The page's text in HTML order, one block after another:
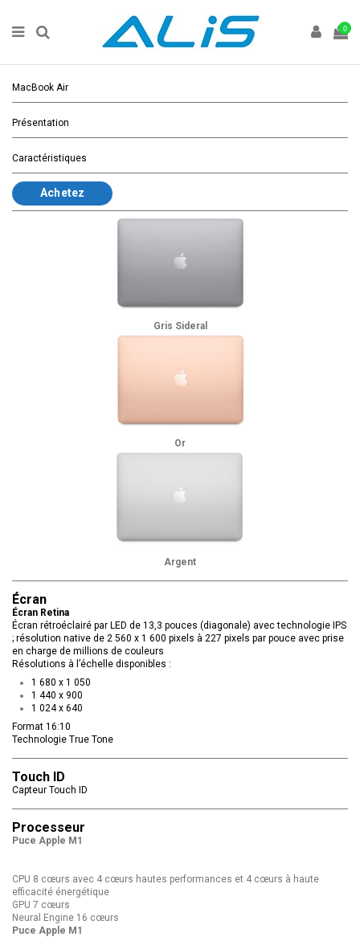
0
MacBook Air
Présentation
Caractéristiques
Achetez
Gris Sideral
Or
Argent
Écran
Écran Retina
Écran rétroéclairé par LED de 13,3 pouces (diagonale) avec technologie IPS
; résolution native de 2 560 x 1 600 pixels à 227 pixels par pouce avec prise
en charge de millions de couleurs
Résolutions à l’échelle disponibles :
1 680 x 1 050
1 440 x 900
1 024 x 640
Format 16:10
Technologie True Tone
Touch ID
Capteur Touch ID
Processeur
Puce Apple M1
CPU 8 cœurs avec 4 cœurs hautes performances et 4 cœurs à haute
efficacité énergétique
GPU 7 cœurs
Neural Engine 16 cœurs
Puce Apple M1